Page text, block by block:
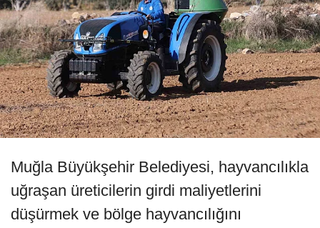
Muğla Büyükşehir Belediyesi, hayvancılıkla
uğraşan üreticilerin girdi maliyetlerini
düşürmek ve bölge hayvancılığını